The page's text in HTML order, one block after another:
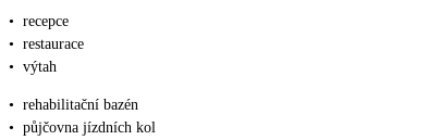
• recepce
• restaurace
• výtah
• rehabilitační bazén
• půjčovna jízdních kol